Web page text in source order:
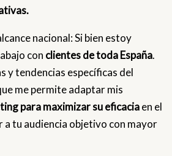
nacional: Si bien estoy
con clientes de toda España.
y tendencias específicas del
me permite adaptar mis
para maximizar su eficaciaen el
a tu audiencia objetivo con mayor